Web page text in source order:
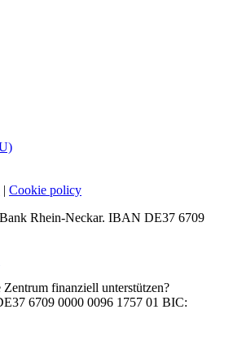
| Cookie policy
Rhein-Neckar. IBAN DE37 6709
Zentrum finanziell unterstützen?
6709 0000 0096 1757 01 BIC: